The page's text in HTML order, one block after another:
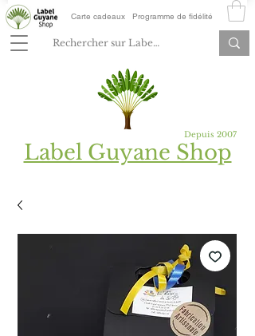
Carte cadeaux Programme de fidélité
Depuis 2007
Label Guyane Shop